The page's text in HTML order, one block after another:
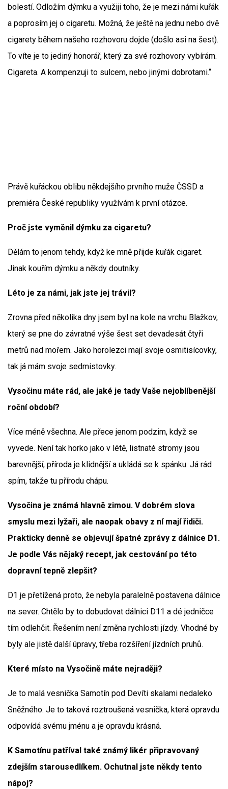
bolestí. Odložím dýmku a využiji toho, že je mezi námi kuřák
a poprosím jej o cigaretu. Možná, že ještě na jednu nebo dvě
cigarety během našeho rozhovoru dojde (došlo asi na šest).
To víte je to jediný honorář, který za své rozhovory vybírám.
Cigareta. A kompenzuji to sulcem, nebo jinými dobrotami.“
Právě kuřáckou oblibu někdejšího prvního muže ČSSD a
premiéra České republiky využívám k první otázce.
Proč jste vyměnil dýmku za cigaretu?
Dělám to jenom tehdy, když ke mně přijde kuřák cigaret.
Jinak kouřím dýmku a někdy doutníky.
Léto je za námi, jak jste jej trávil?
Zrovna před několika dny jsem byl na kole na vrchu Blažkov,
který se pne do závratné výše šest set devadesát čtyři
metrů nad mořem. Jako horolezci mají svoje osmitisícovky,
tak já mám svoje sedmistovky.
Vysočinu máte rád, ale jaké je tady Vaše nejoblíbenější
roční období?
Více méně všechna. Ale přece jenom podzim, když se
vyvede. Není tak horko jako v létě, listnaté stromy jsou
barevnější, příroda je klidnější a ukládá se k spánku. Já rád
spím, takže tu přírodu chápu.
Vysočina je známá hlavně zimou. V dobrém slova
smyslu mezi lyžaři, ale naopak obavy z ní mají řidiči.
Prakticky denně se objevují špatné zprávy z dálnice D1.
Je podle Vás nějaký recept, jak cestování po této
dopravní tepně zlepšit?
D1 je přetížená proto, že nebyla paralelně postavena dálnice
na sever. Chtělo by to dobudovat dálnici D11 a dé jedničce
tím odlehčit. Řešením není změna rychlosti jízdy. Vhodné by
byly ale jistě další úpravy, třeba rozšíření jízdních pruhů.
Které místo na Vysočině máte nejraději?
Je to malá vesnička Samotín pod Devíti skalami nedaleko
Sněžného. Je to taková roztroušená vesnička, která opravdu
odpovídá svému jménu a je opravdu krásná.
K Samotínu patříval také známý likér připravovaný
zdejším starousedlíkem. Ochutnal jste někdy tento
nápoj?